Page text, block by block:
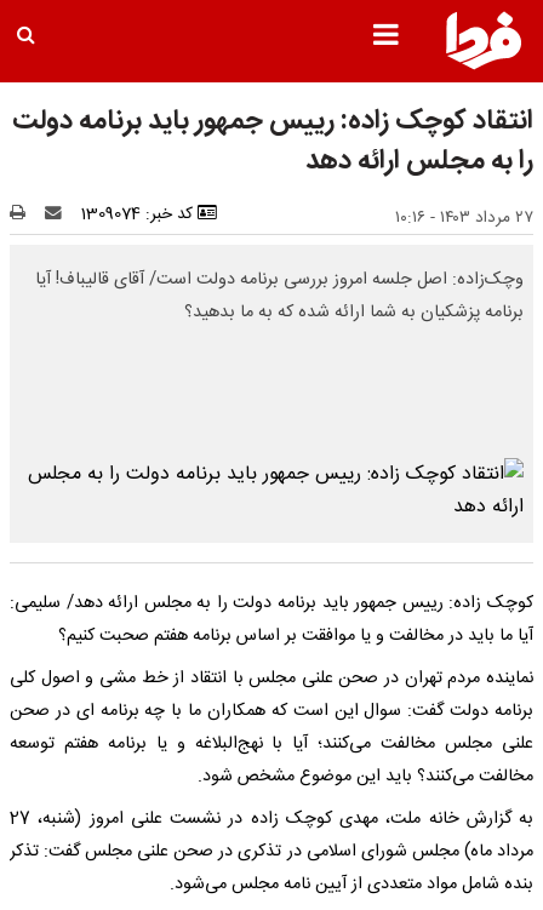
انتقاد کوچک زاده: رییس جمهور باید برنامه دولت
را به مجلس ارائه دهد
۲۷ مرداد ۱۴۰۳ - ۱۰:۱۶ کد خبر: 1309074
وچک‌زاده: اصل جلسه امروز بررسی برنامه دولت است/ آقای قالیباف! آیا
برنامه پزشکیان به شما ارائه شده که به ما بدهید؟
کوچک زاده: رییس جمهور باید برنامه دولت را به مجلس ارائه دهد/ سلیمی:
آیا ما باید در مخالفت و یا موافقت بر اساس برنامه هفتم صحبت کنیم؟
نماینده مردم تهران در صحن علنی مجلس با انتقاد از خط مشی و اصول کلی
برنامه دولت گفت: سوال این است که همکاران ما با چه برنامه ای در صحن
علنی مجلس مخالفت می‌کنند؛ آیا با نهج‌البلاغه و یا برنامه هفتم توسعه
مخالفت می‌کنند؟ باید این موضوع مشخص شود.
به گزارش خانه ملت، مهدی کوچک زاده در نشست علنی امروز (شنبه، 27
مرداد ماه) مجلس شورای اسلامی در تذکری در صحن علنی مجلس گفت: تذکر
بنده شامل مواد متعددی از آیین نامه مجلس می‌شود.